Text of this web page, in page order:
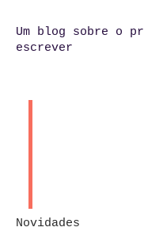
Um blog sobre o
escrever
Novidades